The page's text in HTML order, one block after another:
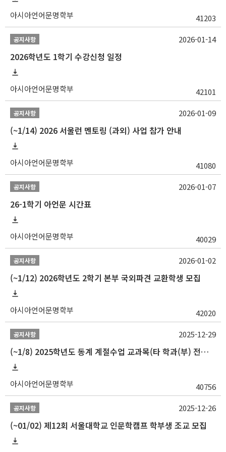
아시아언어문명학부 41203
공지사항
2026학년도 1학기 수강신청 일정
아시아언어문명학부 42101
2026-01-14
공지사항
(~1/14) 2026 서울런 멘토링 (과외) 사업 참가 안내
아시아언어문명학부 41080
2026-01-09
공지사항
26-1학기 아언문 시간표
아시아언어문명학부 40029
2026-01-07
공지사항
(~1/12) 2026학년도 2학기 본부 국외파견 교환학생 모집
아시아언어문명학부 42020
2026-01-02
공지사항
(~1/8) 2025학년도 동계 계절수업 교과목(타 학과(부) 전공 및 교양) 성적평가방법 선택제 신청 안내
아시아언어문명학부 40756
2025-12-29
공지사항
(~01/02) 제12회 서울대학교 인문학캠프 학부생 조교 모집
2025-12-26